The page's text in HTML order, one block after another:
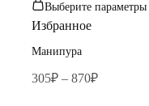
Выберите параметры
Избранное
Манипура
305₽ – 870₽Диапазон